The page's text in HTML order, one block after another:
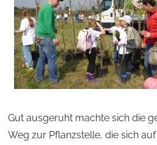
Gut ausgeruht machte sich die
Weg zur Pflanzstelle, die sich